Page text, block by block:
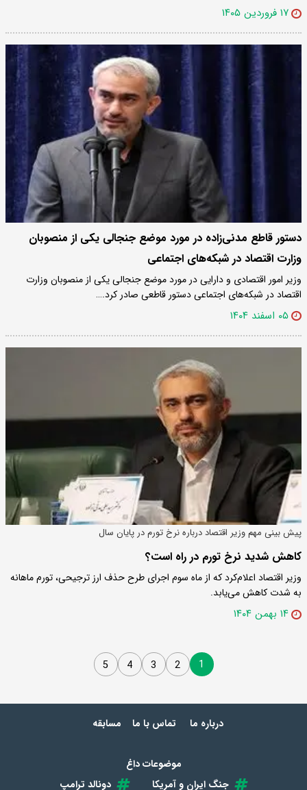
۱۷ فروردین ۱۴۰۵
دستور قاطع مدنی‌زاده در مورد موضع جنجالی یکی از منصوبان
وزارت اقتصاد در شبکه‌های اجتماعی
وزیر امور اقتصادی و دارایی در مورد موضع جنجالی یکی از منصوبان وزارت
اقتصاد در شبکه‌های اجتماعی دستور قاطعی صادر کرد.…
۰۵ اسفند ۱۴۰۴
پیش بینی مهم وزیر اقتصاد درباره نرخ تورم در پایان سال
کاهش شدید نرخ تورم در راه است؟
وزیر اقتصاد اعلام‌کرد که از ماه سوم اجرای طرح حذف ارز ترجیحی، تورم ماهانه
به شدت کاهش می‌یابد.
۱۴ بهمن ۱۴۰۴
1
2
3
4
5
درباره ما تماس با ما مسابقه
موضوعات داغ
جنگ ایران و آمریکا
دونالد ترامپ